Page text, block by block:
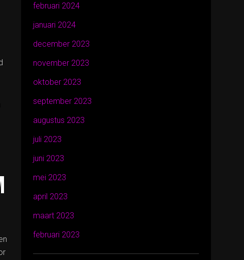
februari 2024
januari 2024
december 2023
november 2023
oktober 2023
september 2023
augustus 2023
juli 2023
juni 2023
mei 2023
april 2023
maart 2023
februari 2023